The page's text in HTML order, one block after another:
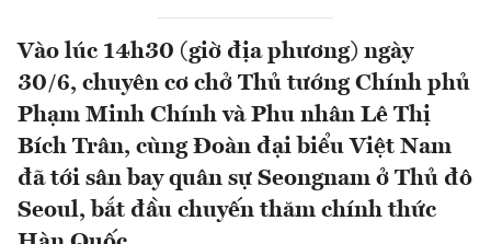
Vào lúc 14h30 (giờ địa phương) ngày
30/6, chuyên cơ chở Thủ tướng Chính phủ
Phạm Minh Chính và Phu nhân Lê Thị
Bích Trân, cùng Đoàn đại biểu Việt Nam
đã tới sân bay quân sự Seongnam ở Thủ đô
Seoul, bắt đầu chuyến thăm chính thức